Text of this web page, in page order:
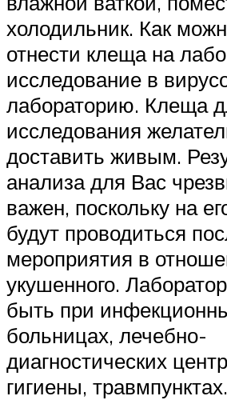
холодильник. Как
отнести клеща на
исследование в
лабораторию. Клеща
исследования
доставить живым.
анализа для Вас
важен, поскольку на
будут проводиться
мероприятия в
укушенного.
быть при
больницах, лечебно-
диагностических
гигиены, травмпунктах.